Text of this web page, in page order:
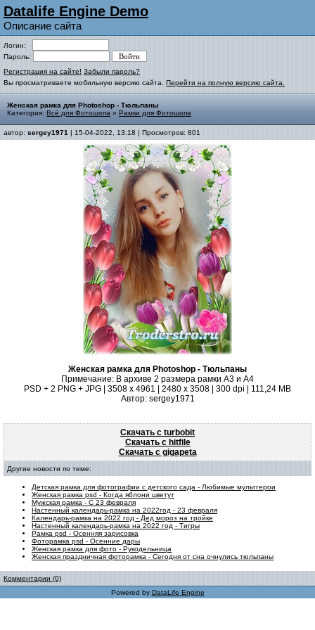
Datalife Engine Demo
Описание сайта
Логин:
Пароль:
Регистрация на сайте! Забыли пароль?
Вы просматриваете мобильную версию сайта. Перейти на полную версию сайта.
Женская рамка для Photoshop - Тюльпаны
Категория: Всё для Фотошопа » Рамки для Фотошопа
автор: sergey1971 | 15-04-2022, 13:18 | Просмотров: 801
Женская рамка для Photoshop - Тюльпаны
Примечание: В архиве 2 размера рамки А3 и А4
PSD + 2 PNG + JPG | 3508 x 4961 | 2480 x 3508 | 300 dpi | 111,24 MB
Автор: sergey1971
Скачать с turbobit
Скачать с hitfile
Скачать с gigapeta
Другие новости по теме:
Детская рамка для фотографии с детского сада - Любимые мультгерои
Женская рамка psd - Когда яблони цветут
Мужская рамка - С 23 февраля
Настенный календарь-рамка на 2022год - 23 февраля
Календарь-рамка на 2022 год - Дед мороз на тройке
Настенный календарь-рамка на 2022 год - Тигры
Рамка psd - Осенняя зарисовка
Фоторамка psd - Осенние дары
Женская рамка для фото - Рукодельница
Женская праздничная фоторамка - Сегодня от сна очнулись тюльпаны
Комментарии (0)
Powered by DataLife Engine